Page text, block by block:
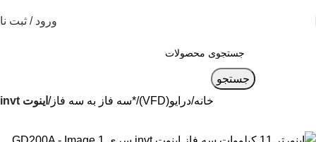
ورود / ثبت
جستجو
خانه درایو(VFD) *سه فاز به سه فاز اینوت invt